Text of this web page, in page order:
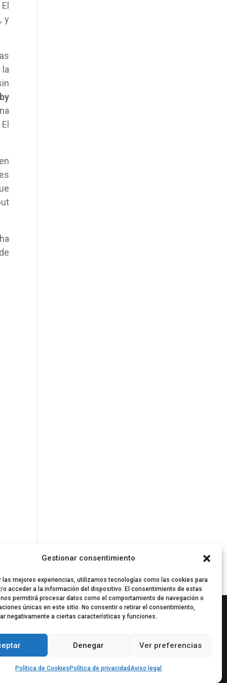
Gestionar consentimiento
las mejores experiencias, utilizamos tecnologías como las cookies para
o acceder a la información del dispositivo. El consentimiento de estas
permitirá procesar datos como el comportamiento de navegación o
únicas en este sitio. No consentir o retirar el consentimiento,
negativamente a ciertas características y funciones.
Denegar Ver preferencias
Política de Cookies Política de privacidadAviso legal
y